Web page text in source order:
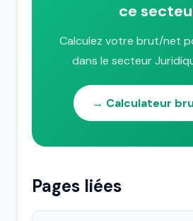
ce
Calculez votre brut/net
dans le secteur
→ Calculateur
Pages liées